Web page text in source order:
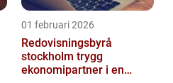
01 februari 2026
Redovisningsbyrå
stockholm trygg
ekonomipartner i en